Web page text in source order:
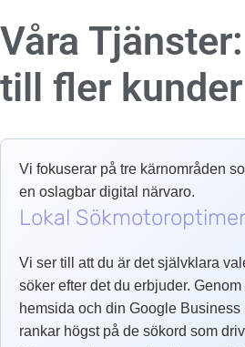
Våra
till fler
Vi fokuserar på tre kärnområden
en oslagbar digital närvaro.
Lokal
Vi ser till att du är det självklara
söker efter det du erbjuder.
hemsida och din Google Business
rankar högst på de sökord som